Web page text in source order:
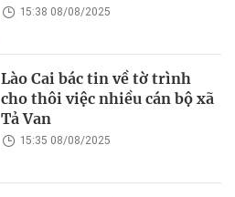
15:38 08/08/2025
Lào Cai bác tin về tờ trình
cho thôi việc nhiều cán bộ xã
Tả Van
15:35 08/08/2025